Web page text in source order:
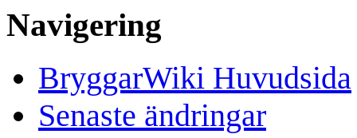
Navigering
BryggarWiki Huvudsida
Senaste ändringar